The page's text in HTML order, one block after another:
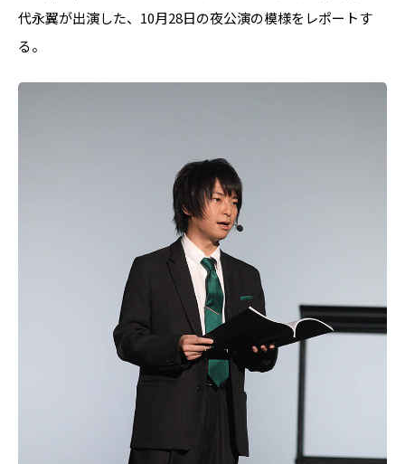
代永翼が出演した、10月28日の夜公演の模様をレポートす
る。